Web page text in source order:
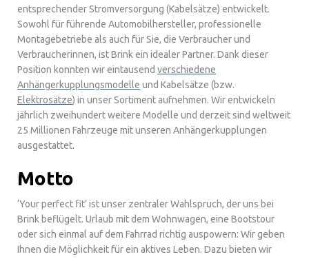
entsprechender Stromversorgung (Kabelsätze) entwickelt.
Sowohl für führende Automobilhersteller, professionelle
Montagebetriebe als auch für Sie, die Verbraucher und
Verbraucherinnen, ist Brink ein idealer Partner. Dank dieser
Position konnten wir eintausend verschiedene
Anhängerkupplungsmodelle und Kabelsätze (bzw.
Elektrosätze) in unser Sortiment aufnehmen. Wir entwickeln
jährlich zweihundert weitere Modelle und derzeit sind weltweit
25 Millionen Fahrzeuge mit unseren Anhängerkupplungen
ausgestattet.
Motto
‘Your perfect fit’ ist unser zentraler Wahlspruch, der uns bei
Brink beflügelt. Urlaub mit dem Wohnwagen, eine Bootstour
oder sich einmal auf dem Fahrrad richtig auspowern: Wir geben
Ihnen die Möglichkeit für ein aktives Leben. Dazu bieten wir